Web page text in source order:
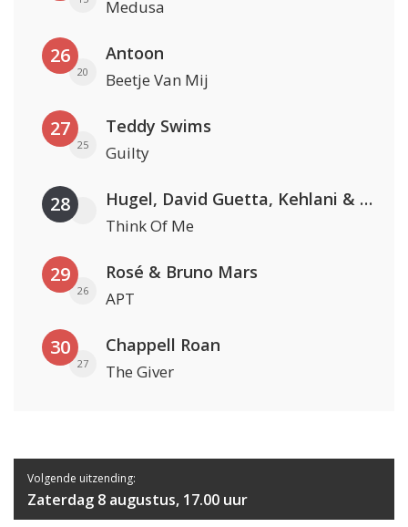
Medusa
26
20
Antoon
Beetje Van Mij
27
25
Teddy Swims
Guilty
28 Hugel, David Guetta, Kehlani & Daecolm
Think Of Me
29
26
Rosé & Bruno Mars
APT
30
27
Chappell Roan
The Giver
Volgende uitzending:
Zaterdag 8 augustus, 17.00 uur